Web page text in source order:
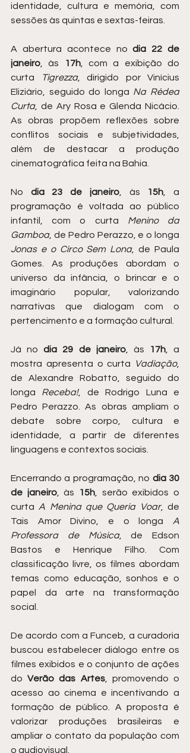
identidade, cultura e memória, com
sessões às quintas e sextas-feiras.
A abertura acontece no dia 22 de
janeiro , às 17h, com a exibição do
curta
Tigrezza, dirigido por Vinícius
Eliziário, seguido do longa Na Rédea
Curta, de Ary Rosa e Glenda Nicácio.
As obras propõem reflexões sobre
conflitos sociais e subjetividades,
além de destacar a produção
cinematográfica feita na Bahia.
No dia 23 de janeiro, às 15h , a
programação é voltada ao público
infantil, com o curta Menino da
Gamboa
Jonas e o Circo Sem Lona, de Paula
Gomes. As produções abordam o
universo da infância, o brincar e o
imaginário popular, valorizando
narrativas que dialogam com o
pertencimento e a formação cultural.
Já no dia 29 de janeiro, às 17h, a
mostra apresenta o curta
Vadiação,
de Alexandre Robatto, seguido do
longa Receba!, de Rodrigo Luna e
Pedro Perazzo. As obras ampliam o
debate sobre corpo, cultura e
identidade, a partir de diferentes
linguagens e contextos sociais.
Encerrando a programação, no dia 30
de janeiro, às 15h , serão exibidos o
curta A Menina que Queria Voar, de
Tais Amor Divino, e o longa A
Professora de Música, de Edson
Bastos e Henrique Filho. Com
classificação livre, os filmes abordam
temas como educação, sonhos e o
papel da arte na transformação
social.
De acordo com a Funceb, a curadoria
buscou estabelecer diálogo entre os
filmes exibidos e o conjunto de ações
do Verão das Artes, promovendo o
acesso ao cinema e incentivando a
formação de público. A proposta é
valorizar produções brasileiras e
ampliar o contato da população com
o audiovisual.